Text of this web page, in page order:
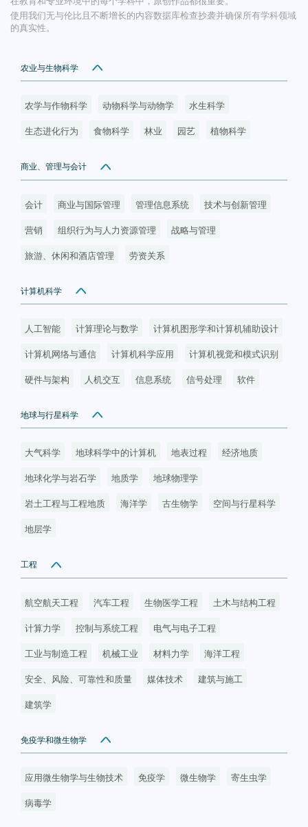
使用我们无与伦比且不断增长的内容数据库检查抄袭并确保所有学科领域
的真实性。
农业与生物科学
农学与作物科学 动物科学与动物学
水生科学
生态进化行为
食物科学 林业 园艺 植物科学
商业、管理与会计
会计 商业与国际管理 管理信息系统
技术与创新管理
营销
组织行为与人力资源管理
战略与管理
旅游、休闲和酒店管理
劳资关系
计算机科学
人工智能 计算理论与数学
计算机图形学和计算机辅助设计
计算机网络与通信
计算机科学应用
计算机视觉和模式识别
硬件与架构
人机交互 信息系统 信号处理 软件
地球与行星科学
大气科学 地球科学中的计算机 地表过程
经济地质
地球化学与岩石学
地质学
地球物理学
岩土工程与工程地质
海洋学 古生物学
空间与行星科学
地层学
工程
航空航天工程 汽车工程 生物医学工程
土木与结构工程
计算力学
控制与系统工程
电气与电子工程
工业与制造工程
机械工业 材料力学
海洋工程
安全、风险、可靠性和质量
媒体技术
建筑与施工
建筑学
免疫学和微生物学
应用微生物学与生物技术 免疫学 微生物学
寄生虫学
病毒学